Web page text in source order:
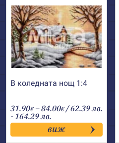
В коледната нощ 1:4
31.90€ –84.00€Price
range:
31.90€
through
84.00€
/ 62.39 лв.
- 164.29 лв.
виж